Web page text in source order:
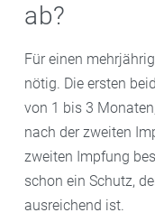
ab?
Für einen
nötig. Die ersten
von 1 bis 3
nach der zweiten
zweiten Impfung
schon ein Schutz,
ausreichend ist.